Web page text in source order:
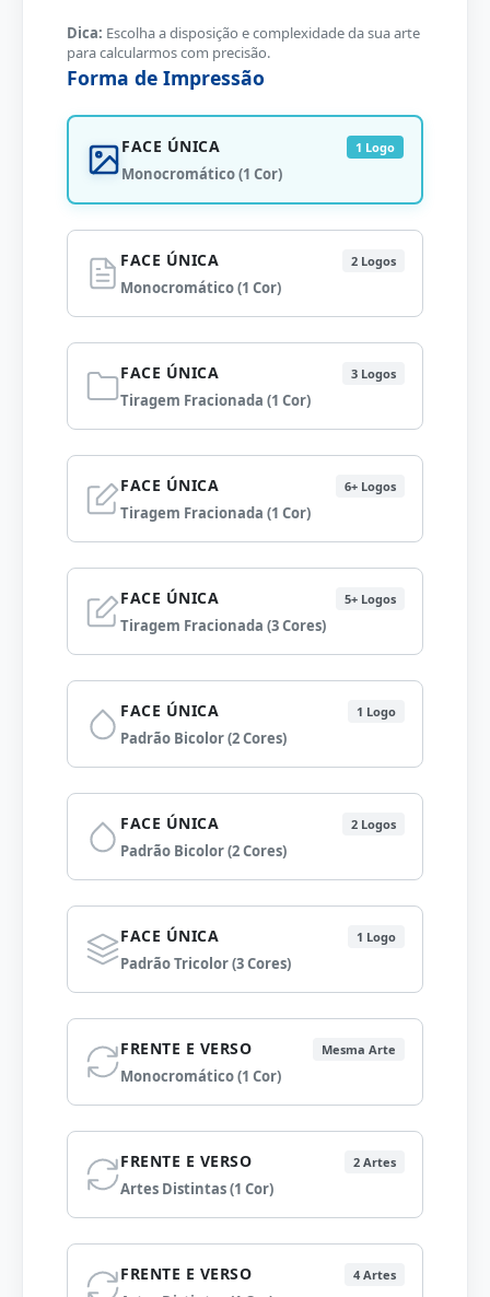
Dica: Escolha a disposição e complexidade da sua arte
para calcularmos com precisão.
Forma de Impressão
FACE ÚNICA 1 Logo
Monocromático (1 Cor)
FACE ÚNICA 2 Logos
Monocromático (1 Cor)
FACE ÚNICA 3 Logos
Tiragem Fracionada (1 Cor)
FACE ÚNICA 6+ Logos
Tiragem Fracionada (1 Cor)
FACE ÚNICA 5+ Logos
Tiragem Fracionada (3 Cores)
FACE ÚNICA 1 Logo
Padrão Bicolor (2 Cores)
FACE ÚNICA 2 Logos
Padrão Bicolor (2 Cores)
FACE ÚNICA 1 Logo
Padrão Tricolor (3 Cores)
FRENTE E VERSO Mesma Arte
Monocromático (1 Cor)
FRENTE E VERSO 2 Artes
Artes Distintas (1 Cor)
FRENTE E VERSO 4 Artes